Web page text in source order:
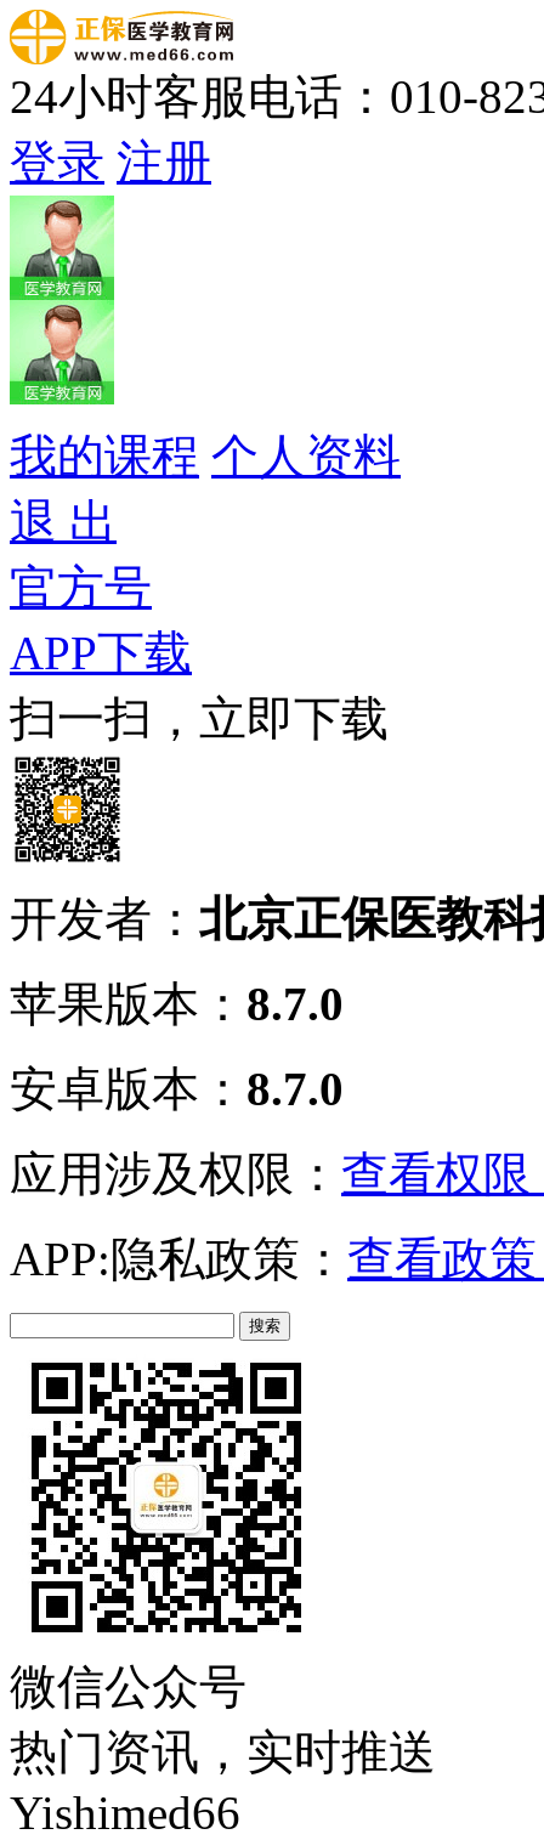
24小时客服电话：010-
登录 注册
我的课程 个人资料
退 出
官方号
APP下载
扫一扫，立即下载
开发者： 北京正保医教
苹果版本： 8.7.0
安卓版本： 8.7.0
应用涉及权限： 查看权限
APP:隐私政策： 查看政
微信公众号
热门资讯，实时推送
Yishimed66